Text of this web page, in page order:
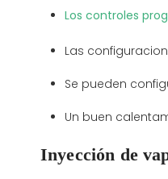
Los controles
Las
Se pueden
Un buen
Inyección de